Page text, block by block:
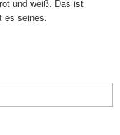
und weiß. Das ist
es seines.